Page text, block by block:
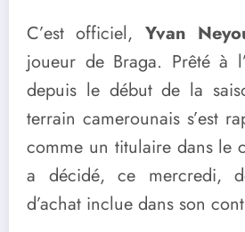
C’est officiel, Yvan
joueur de Braga. Prêté à
depuis le début de la
terrain camerounais s’est
comme un titulaire dans le
a décidé, ce mercredi,
d’achat inclue dans son